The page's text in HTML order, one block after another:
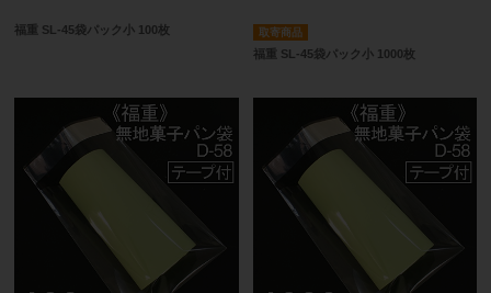
福重 SL-45袋パック小 100枚 取寄商品
福重 SL-45袋パック小 1000枚